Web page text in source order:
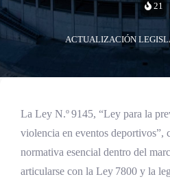
21
ACTUALIZACIÓN
La Ley N.º 9145, “Ley para la
violencia en eventos deportivos”,
normativa esencial dentro del
articularse con la Ley 7800 y la